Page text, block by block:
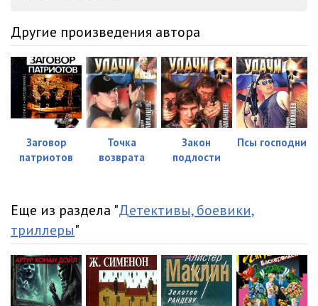
02-07
02-08 06:02
03-01 06:04
03-02 05:49
03-03 06:02
03-05
03-06
03-07 05:59
03-08 05:58
Другие произведения автора
Заговор
патриотов
Точка
возврата
Закон
подлости
Псы господни
Еще из раздела "Детективы, боевики,
триллеры"